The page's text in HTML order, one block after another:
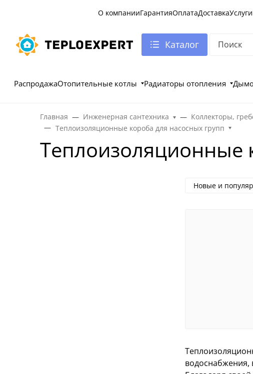
О компанииГарантияОплатаДоставкаУслуги
Каталог
РаспродажаОтопительные котлы Радиаторы отопления
Главная Инженерная сантехника Коллекторы,
Теплоизоляционные короба для насосных групп
Теплоизоляционные
Новые и
водоснабжения,